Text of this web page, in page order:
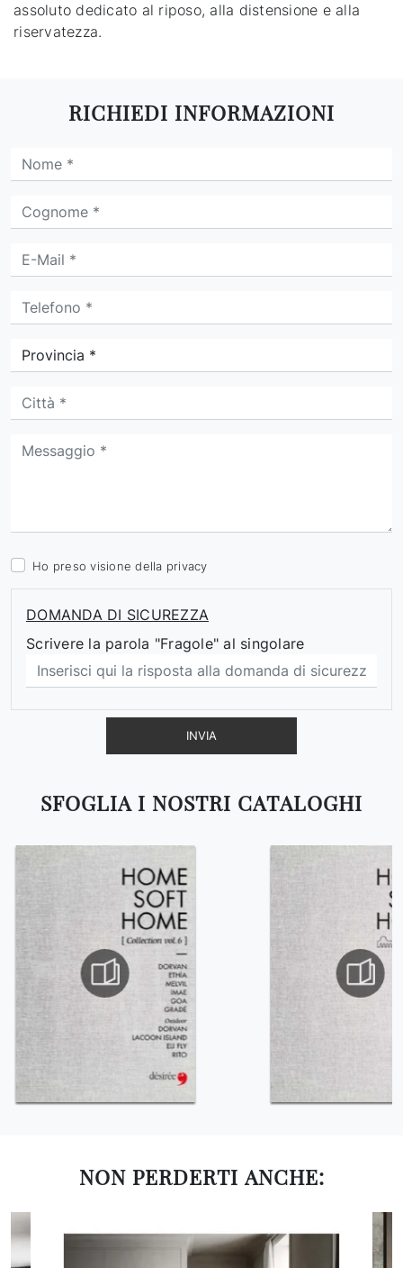
assoluto dedicato al riposo, alla distensione e alla
riservatezza.
SFOGLIA I NOSTRI CATALOGHI
RICHIEDI INFORMAZIONI
Ho preso visione della privacy
DOMANDA DI SICUREZZA
Scrivere la parola "Fragole" al singolare
INVIA
NON PERDERTI ANCHE: